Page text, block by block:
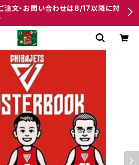
文・お問い合わせは8/17以降に対